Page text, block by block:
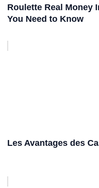
Roulette Real Money
You Need to Know
Les Avantages des